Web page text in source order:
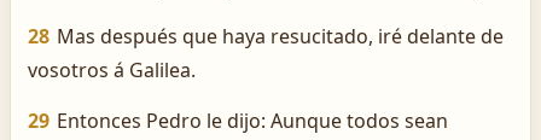
28 Mas después que haya resucitado, iré delante de
vosotros á Galilea.
29 Entonces Pedro le dijo: Aunque todos sean